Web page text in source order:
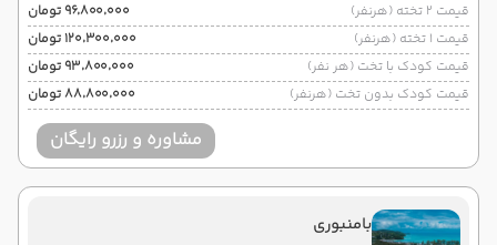
قیمت 2 تخته (هرنفر)
۹۶٬۸۰۰٬۰۰۰ تومان
قیمت 1 تخته (هرنفر)
۱۲۰٬۳۰۰٬۰۰۰ تومان
قیمت کودک با تخت (هر نفر)
۹۳٬۸۰۰٬۰۰۰ تومان
قیمت کودک بدون تخت (هرنفر)
۸۸٬۸۰۰٬۰۰۰ تومان
مشاوره و رزرو رایگان
بامنبوری